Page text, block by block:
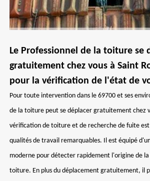
Le Professionnel de la toiture se
gratuitement chez vous à Saint
pour la vérification de l'état de
Pour toute intervention dans le 69700 et ses
de la toiture peut se déplacer gratuitement chez
vérification de toiture et de recherche de fuite
qualités de travail remarquables. Il est équipé
moderne pour détecter rapidement l'origine de
toiture. En plus du déplacement gratuitement, il